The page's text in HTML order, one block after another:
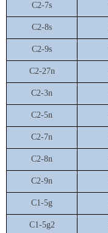
C2-7s
C2-8s
C2-9s
C2-27n
C2-3n
C2-5n
C2-7n
C2-8n
C2-9n
C1-5g
C1-5g2